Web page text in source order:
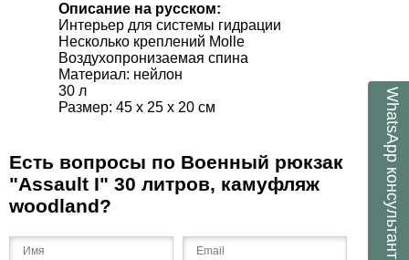
Описание на русском:
Интерьер для системы гидрации
Несколько креплений Molle
Воздухопронизаемая спина
Материал: нейлон
30 л
Размер: 45 х 25 х 20 см
Есть вопросы по Военный рюкзак
"Assault I" 30 литров, камуфляж
woodland?
WhatsApp
консультант